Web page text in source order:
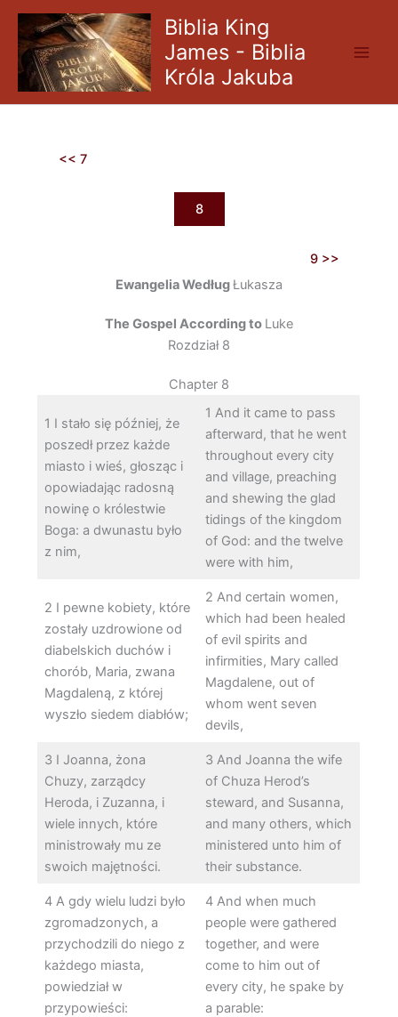
Skip
content
Biblia King
James - Biblia
Króla Jakuba
<< 7
8
9 >>
Ewangelia WedługŁukasza
The Gospel According to Luke
Rozdział 8
Chapter 8
1 I stało się później, że
poszedł przez każde
miasto i wieś, głosząc i
opowiadając radosną
nowinę o królestwie
Boga: a dwunastu było
z nim,
1 And it came to pass
afterward, that he went
throughout every city
and village, preaching
and shewing the glad
tidings of the kingdom
of God: and the twelve
were with him,
2 I pewne kobiety, które
zostały uzdrowione od
diabelskich duchów i
chorób, Maria, zwana
Magdaleną, z której
wyszło siedem diabłów;
2 And certain women,
which had been healed
of evil spirits and
infirmities, Mary called
Magdalene, out of
whom went seven
devils,
3 I Joanna, żona
Chuzy, zarządcy
Heroda, i Zuzanna, i
wiele innych, które
ministrowały mu ze
swoich majętności.
3 And Joanna the wife
of Chuza Herod’s
steward, and Susanna,
and many others, which
ministered unto him of
their substance.
4 A gdy wielu ludzi było
zgromadzonych, a
przychodzili do niego z
każdego miasta,
powiedział w
przypowieści:
4 And when much
people were gathered
together, and were
come to him out of
every city, he spake by
a parable: